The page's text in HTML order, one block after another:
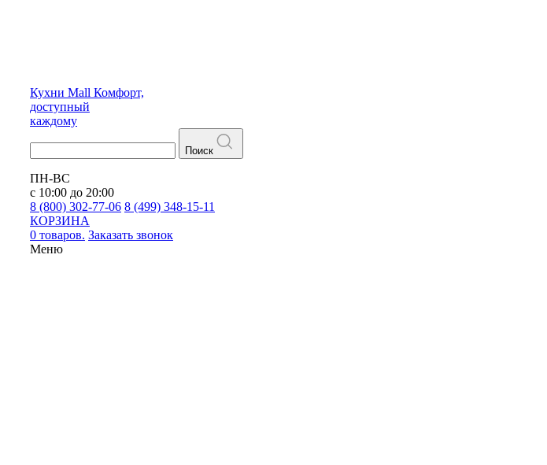
Кухни Mall Комфорт,
доступный
каждому
Поиск
ПН-ВС
с 10:00 до 20:00
8 (800) 302-77-06 8 (499) 348-15-11
КОРЗИНА
0 товаров. Заказать звонок
Меню